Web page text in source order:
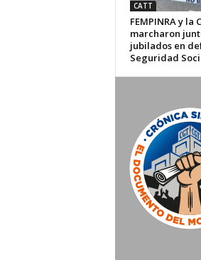
CATT
FEMPINRA y la
marcharon
jubilados en
Seguridad